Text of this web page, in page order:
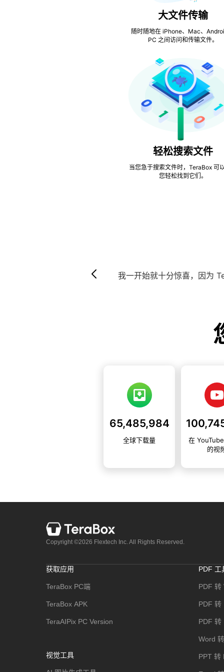
大文件传输
随时随地在 iPhone、Mac、
PC 之间访问和传输文件。
轻松搜索文件
当您急于搜索文件时，TeraBox 可
您轻松找到它们。
我一开始就十分惊喜，因为 TeraBox 提供了
65,485,984
全球下载量
在
的视
Copyright ©2026 Flextech Inc. All Rights Reserved.
TeraBox PC端
TeraBox APK
AI 图片生成工具
PDF
PDF
PDF
Word
PPT
Excel